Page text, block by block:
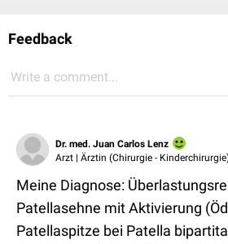
Feedback
Write a comment...
Dr. med. Juan Carlos Lenz
Arzt | Ärztin (Chirurgie -
Meine Diagnose:
Patellasehne mit Aktivierung
Patellaspitze bei Patella